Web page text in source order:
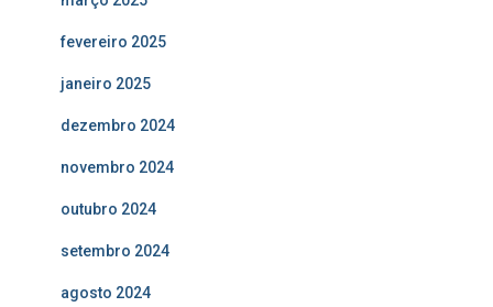
fevereiro 2025
janeiro 2025
dezembro 2024
novembro 2024
outubro 2024
setembro 2024
agosto 2024